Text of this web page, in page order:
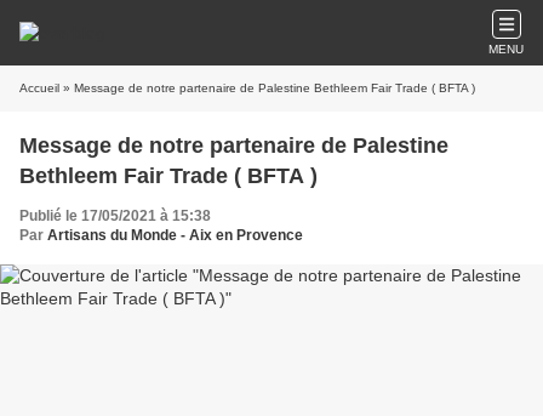
MENU
Accueil » Message de notre partenaire de Palestine Bethleem Fair Trade ( BFTA )
Message de notre partenaire de Palestine
Bethleem Fair Trade ( BFTA )
Publié le 17/05/2021 à 15:38
Par Artisans du Monde - Aix en Provence